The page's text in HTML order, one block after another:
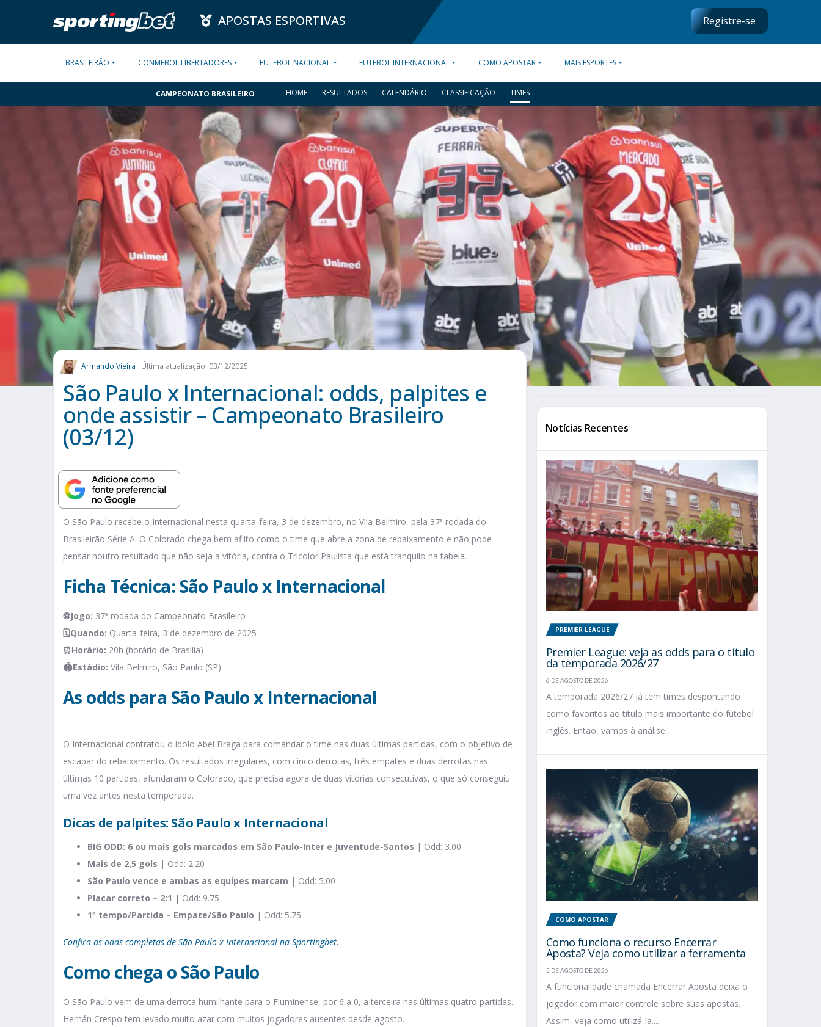
APOSTAS ESPORTIVAS Registre-se
BRASILEIRÃO CONMEBOL LIBERTADORES FUTEBOL NACIONAL FUTEBOL INTERNACIONAL COMO APOSTAR MAIS ESPORTES
CAMPEONATO BRASILEIRO HOME RESULTADOS CALENDÁRIO CLASSIFICAÇÃO TIMES
Armando Vieira Última atualização: 03/12/2025
São Paulo x Internacional: odds, palpites e
onde assistir – Campeonato Brasileiro
(03/12)
O São Paulo recebe o Internacional nesta quarta-feira, 3 de dezembro, no Vila Belmiro, pela 37ª rodada do
Brasileirão Série A. O Colorado chega bem aflito como o time que abre a zona de rebaixamento e não pode
pensar noutro resultado que não seja a vitória, contra o Tricolor Paulista que está tranquilo na tabela.
Ficha Técnica: São Paulo x Internacional
⚽Jogo: 37ª rodada do Campeonato Brasileiro
🗓️Quando: Quarta-feira, 3 de dezembro de 2025
⏰Horário: 20h (horário de Brasília)
🏟️Estádio: Vila Belmiro, São Paulo (SP)
As odds para São Paulo x Internacional
O Internacional contratou o ídolo Abel Braga para comandar o time nas duas últimas partidas, com o objetivo de
escapar do rebaixamento. Os resultados irregulares, com cinco derrotas, três empates e duas derrotas nas
últimas 10 partidas, afundaram o Colorado, que precisa agora de duas vitórias consecutivas, o que só conseguiu
uma vez antes nesta temporada.
Dicas de palpites: São Paulo x Internacional
BIG ODD: 6 ou mais gols marcados em São Paulo-Inter e Juventude-Santos | Odd: 3.00
Mais de 2,5 gols | Odd: 2.20
São Paulo vence e ambas as equipes marcam | Odd: 5.00
Placar correto – 2:1 | Odd: 9.75
1º tempo/Partida – Empate/São Paulo | Odd: 5.75
Confira as odds completas de São Paulo x Internacional na Sportingbet.
Como chega o São Paulo
O São Paulo vem de uma derrota humilhante para o Fluminense, por 6 a 0, a terceira nas últimas quatro partidas.
Hernán Crespo tem levado muito azar com muitos jogadores ausentes desde agosto.
Notícias Recentes
PREMIER LEAGUE
Premier League: veja as odds para o título
da temporada 2026/27
6 DE AGOSTO DE 2026
A temporada 2026/27 já tem times despontando
como favoritos ao título mais importante do futebol
inglês. Então, vamos à análise...
COMO APOSTAR
Como funciona o recurso Encerrar
Aposta? Veja como utilizar a ferramenta
5 DE AGOSTO DE 2026
A funcionalidade chamada Encerrar Aposta deixa o
jogador com maior controle sobre suas apostas.
Assim, veja como utilizá-la....